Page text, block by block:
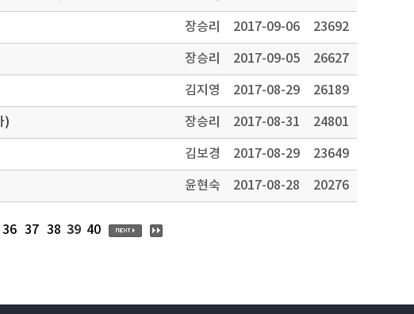
장승리 2017-09-06 23692
장승리 2017-09-05 26627
김지영 2017-08-29 26189
) 장승리 2017-08-31 24801
김보경 2017-08-29 23649
윤현숙 2017-08-28 20276
36 37 38 39 40